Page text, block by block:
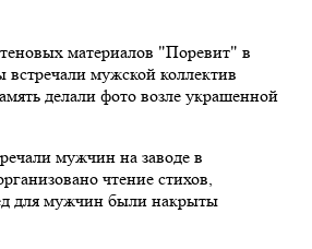
материалов "Поревит" в
мужской коллектив
делали фото возле украшенной
мужчин на заводе в
чтение стихов,
для мужчин были накрыты